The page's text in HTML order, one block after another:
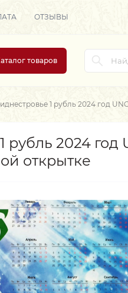
ОТЗЫВЫ
товаров
1 рубль 2024 год
рубль 2024 год
открытке